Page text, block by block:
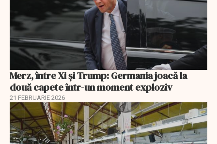
Merz, între Xi și Trump: Germania joacă la
două capete într-un moment exploziv
21 FEBRUARIE 2026